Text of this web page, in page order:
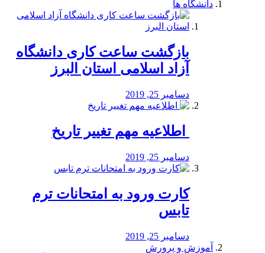
دانشگاه ها
بازگشت ساعت کاری دانشگاه
آزاد اسلامی استان البرز
دسامبر 25, 2019
️ اطلاعیه مهم تغییر تاریخ
دسامبر 25, 2019
کارت ورود به امتحانات ترم
تابس
دسامبر 25, 2019
آموزش و پرورش